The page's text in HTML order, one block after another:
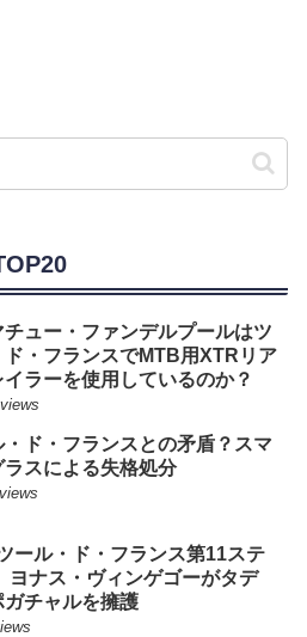
チュー・ファンデルプールはツ
ド・フランスでMTB用XTRリア
イラーを使用しているのか？
・ド・フランスとの矛盾？スマ
ラスによる失格処分
ール・ド・フランス第11ステ
ナス・ヴィンゲゴーがタデ
ガチャルを擁護